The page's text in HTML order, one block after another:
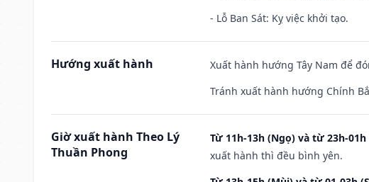
- Lỗ Ban Sát: Kỵ việc khởi tạo.
Hướng xuất hành
Xuất hành hướng Tây Nam để
Tránh xuất hành hướng Chính
Giờ xuất hành Theo Lý
Thuần Phong
Từ 11h-13h (Ngọ) và từ 23h-01h
xuất hành thì đều bình yên.